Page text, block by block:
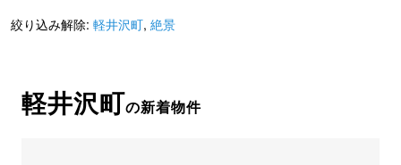
絞り込み解除: 軽井沢町, 絶景
軽井沢町の新着物件